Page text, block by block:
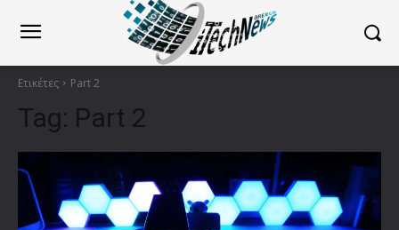
Ετικέτες Part 2
Tag: Part 2